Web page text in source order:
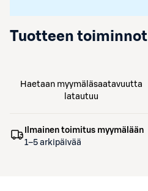
Tuotteen toiminnot
Haetaan myymäläsaatavuutta
latautuu
Ilmainen toimitus myymälään
1–5 arkipäivää